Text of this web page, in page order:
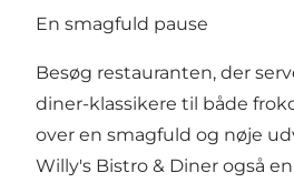
En smagfuld pause
Besøg restauranten, der
diner-klassikere til både
over en smagfuld og nøje
Willy's Bistro & Diner også